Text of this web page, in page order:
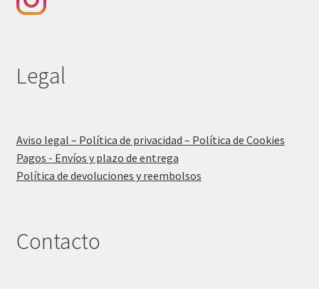
Legal
Aviso legal – Política de privacidad – Política de Cookies
Pagos - Envíos y plazo de entrega
Política de devoluciones y reembolsos
Contacto